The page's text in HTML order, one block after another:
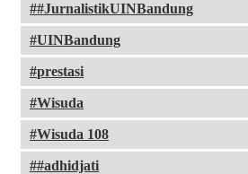
#JurnalistikUINBandung
UINBandung
prestasi
Wisuda
Wisuda 108
#adhidjati